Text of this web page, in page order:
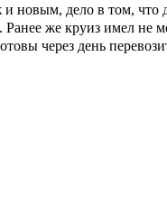
и новым, дело в том, что
Ранее же круиз имел не
через день